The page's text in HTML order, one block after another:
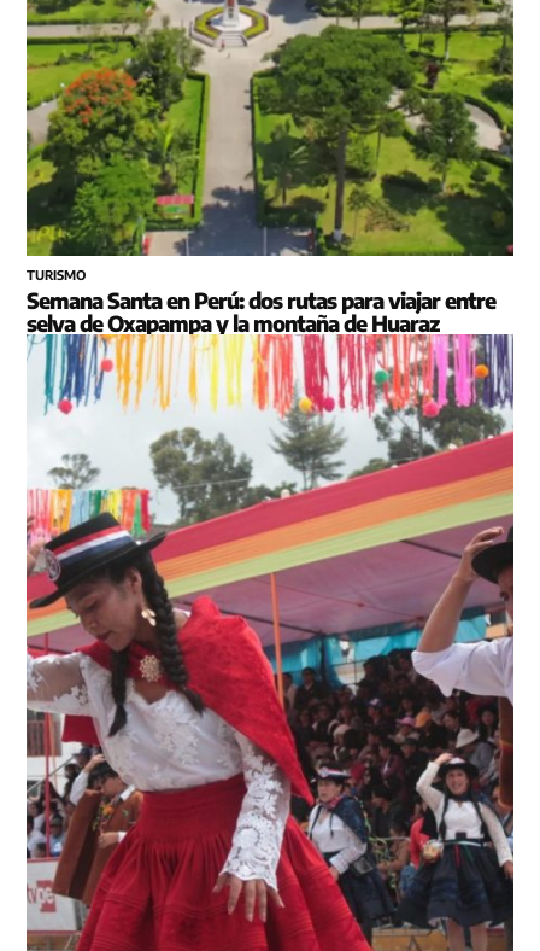
TURISMO
Semana Santa en Perú: dos rutas para viajar entre
selva de Oxapampa y la montaña de Huaraz